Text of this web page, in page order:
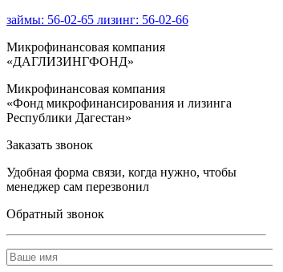
займы: 56-02-65 лизинг: 56-02-66
Микрофинансовая компания
«ДАГЛИЗИНГФОНД»
Микрофинансовая компания
«Фонд микрофинансирования и лизинга
Республики Дагестан»
Заказать звонок
Удобная форма связи, когда нужно, чтобы
менеджер сам перезвонил
Обратный звонок